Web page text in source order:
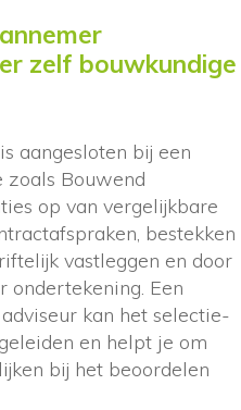
zelf bouwkundige
aangesloten bij een
zoals Bouwend
op van vergelijkbare
bestekken
vastleggen en door
ondertekening. Een
kan het selectie-
en helpt je om
bij het beoordelen